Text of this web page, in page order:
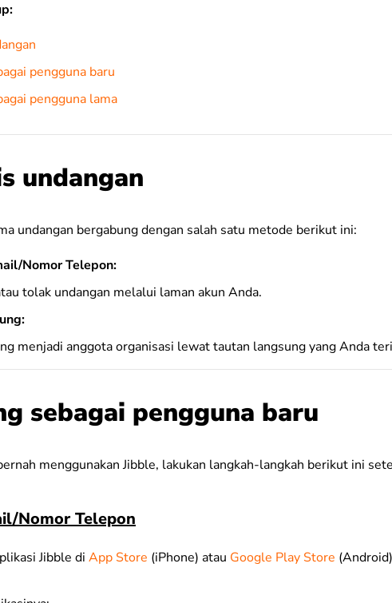
pengguna baru
pengguna lama
undangan
undangan bergabung dengan salah satu metode berikut ini:
Nomor Telepon:
tolak undangan melalui laman akun Anda.
menjadi anggota organisasi lewat tautan langsung yang Anda
sebagai pengguna baru
menggunakan Jibble, lakukan langkah-langkah berikut ini
Nomor Telepon
Jibble di App Store (iPhone) atau Google Play Store